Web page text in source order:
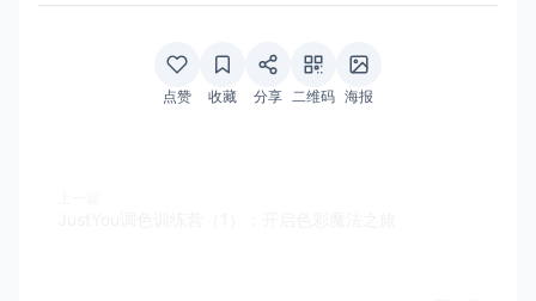
点赞 收藏 分享 二维码 海报